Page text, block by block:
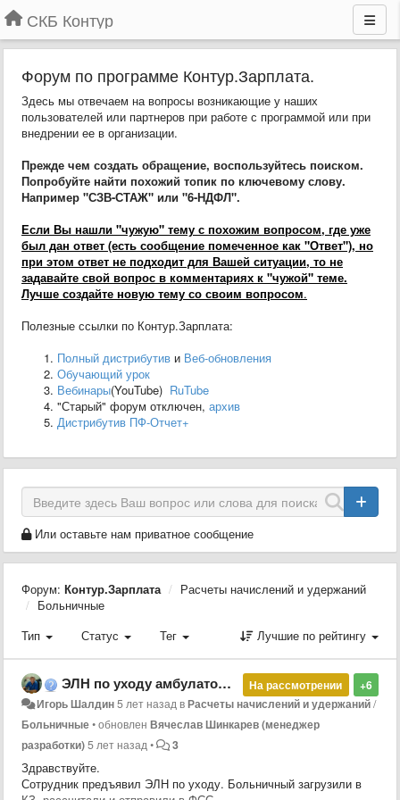
СКБ Контур
Форум по программе Контур.Зарплата.
Здесь мы отвечаем на вопросы возникающие у наших
пользователей или партнеров при работе с программой или при
внедрении ее в организации.
Прежде чем создать обращение, воспользуйтесь поиском.
Попробуйте найти похожий топик по ключевому слову.
Например "СЗВ-СТАЖ" или "6-НДФЛ".
Если Вы нашли "чужую" тему с похожим вопросом, где уже
был дан ответ (есть сообщение помеченное как "Ответ"), но
при этом ответ не подходит для Вашей ситуации, то не
задавайте свой вопрос в комментариях к "чужой" теме.
Лучше создайте новую тему со своим вопросом.
Полезные ссылки по Контур.Зарплата:
Полный дистрибутив и Веб-обновления
Обучающий урок
Вебинары(YouTube) RuTube
"Старый" форум отключен, архив
Дистрибутив ПФ-Отчет+
Или оставьте нам приватное сообщение
Форум: Контур.Зарплата
Расчеты начислений и удержаний
Больничные
Тип
Статус Тег Лучшие по рейтингу
+6
На рассмотрении
ЭЛН по уходу амбулаторно + стационар.
Игорь Шалдин5 лет назадвРасчеты начислений и удержаний/
Больничные•обновлен Вячеслав Шинкарев (менеджер
разработки)5 лет назад• 3
Здравствуйте.
Сотрудник предъявил ЭЛН по уходу. Больничный загрузили в